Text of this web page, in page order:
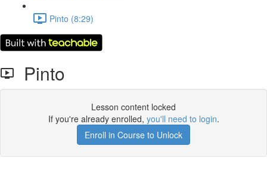
Pinto (8:29)
Pinto
Lesson content locked
If you're already enrolled, you'll need to login.
Enroll in Course to Unlock